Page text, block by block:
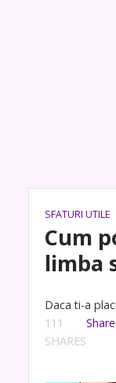
SFATURI UTILE
Cum
limba
Daca ti-a
111
SHARES
Share